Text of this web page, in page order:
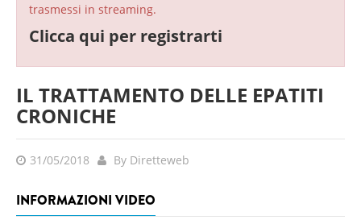
trasmessi in streaming.
Clicca qui per registrarti
IL TRATTAMENTO DELLE EPATITI
CRONICHE
31/05/2018 By Diretteweb
INFORMAZIONI VIDEO